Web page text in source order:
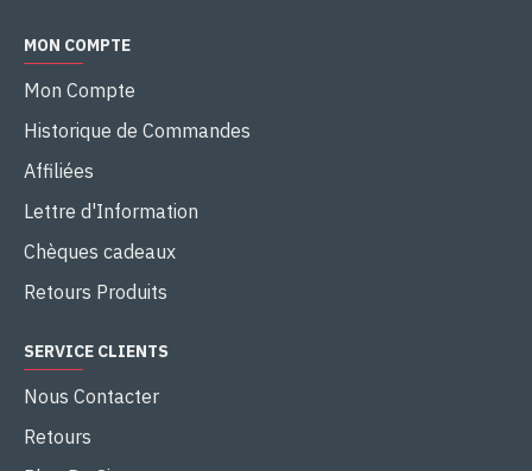
MON COMPTE
Mon Compte
Historique de Commandes
Affiliées
Lettre d'Information
Chèques cadeaux
Retours Produits
SERVICE CLIENTS
Nous Contacter
Retours